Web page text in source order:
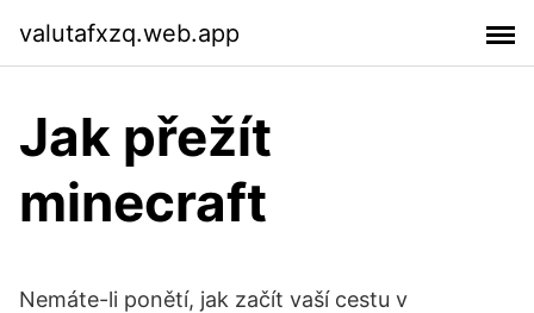
valutafxzq.web.app
Jak přežít
minecraft
Nemáte-li ponětí, jak začít vaší cestu v